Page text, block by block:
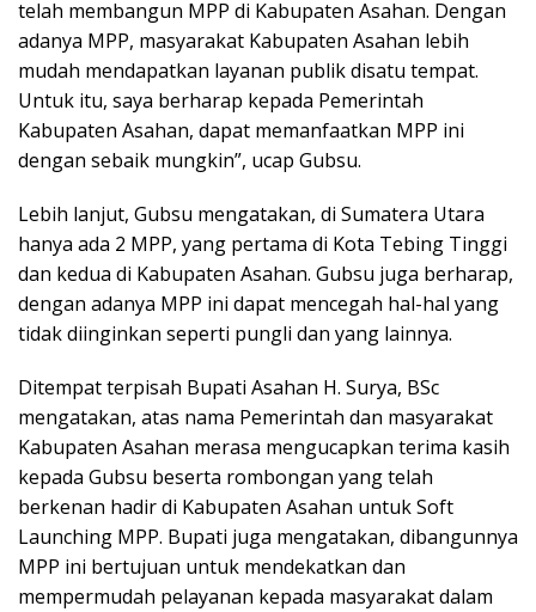
telah membangun MPP di Kabupaten Asahan. Dengan
adanya MPP, masyarakat Kabupaten Asahan lebih
mudah mendapatkan layanan publik disatu tempat.
Untuk itu, saya berharap kepada Pemerintah
Kabupaten Asahan, dapat memanfaatkan MPP ini
dengan sebaik mungkin”, ucap Gubsu.
Lebih lanjut, Gubsu mengatakan, di Sumatera Utara
hanya ada 2 MPP, yang pertama di Kota Tebing Tinggi
dan kedua di Kabupaten Asahan. Gubsu juga berharap,
dengan adanya MPP ini dapat mencegah hal-hal yang
tidak diinginkan seperti pungli dan yang lainnya.
Ditempat terpisah Bupati Asahan H. Surya, BSc
mengatakan, atas nama Pemerintah dan masyarakat
Kabupaten Asahan merasa mengucapkan terima kasih
kepada Gubsu beserta rombongan yang telah
berkenan hadir di Kabupaten Asahan untuk Soft
Launching MPP. Bupati juga mengatakan, dibangunnya
MPP ini bertujuan untuk mendekatkan dan
mempermudah pelayanan kepada masyarakat dalam